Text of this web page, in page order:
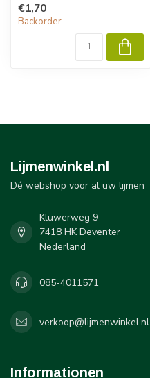
gleichmäßige Ver...
€1,70
Backorder
Lijmenwinkel.nl
Dé webshop voor al uw lijmen
Kluwerweg 9
7418 HK Deventer
Nederland
085-4011571
verkoop@lijmenwinkel.nl
Informationen